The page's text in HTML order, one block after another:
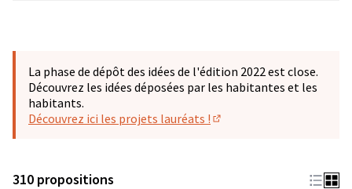
La phase de dépôt des idées de l'édition 2022 est close.
Découvrez les idées déposées par les habitantes et les
habitants.
Découvrez ici les projets lauréats !
310 propositions